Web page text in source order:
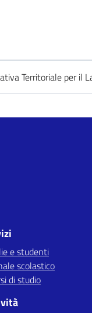
Territoriale per il
e studenti
scolastico
di studio